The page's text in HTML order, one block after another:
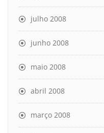
julho 2008
junho 2008
maio 2008
abril 2008
março 2008